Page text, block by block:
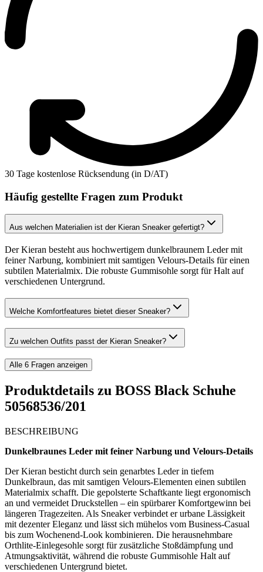
30 Tage kostenlose Rücksendung (in D/AT)
Häufig gestellte Fragen zum Produkt
Aus welchen Materialien ist der Kieran Sneaker gefertigt?
Der Kieran besteht aus hochwertigem dunkelbraunem Leder mit
feiner Narbung, kombiniert mit samtigen Velours-Details für einen
subtilen Materialmix. Die robuste Gummisohle sorgt für Halt auf
verschiedenen Untergrund.
Welche Komfortfeatures bietet dieser Sneaker?
Zu welchen Outfits passt der Kieran Sneaker?
Alle 6 Fragen anzeigen
Produktdetails zu BOSS Black Schuhe
50568536/201
BESCHREIBUNG
Dunkelbraunes Leder mit feiner Narbung und Velours-Details
Der Kieran besticht durch sein genarbtes Leder in tiefem
Dunkelbraun, das mit samtigen Velours-Elementen einen subtilen
Materialmix schafft. Die gepolsterte Schaftkante liegt ergonomisch
an und vermeidet Druckstellen – ein spürbarer Komfortgewinn bei
längeren Tragezeiten. Als Sneaker verbindet er urbane Lässigkeit
mit dezenter Eleganz und lässt sich mühelos vom Business-Casual
bis zum Wochenend-Look kombinieren. Die herausnehmbare
Orthlite-Einlegesohle sorgt für zusätzliche Stoßdämpfung und
Atmungsaktivität, während die robuste Gummisohle Halt auf
verschiedenen Untergrund bietet.